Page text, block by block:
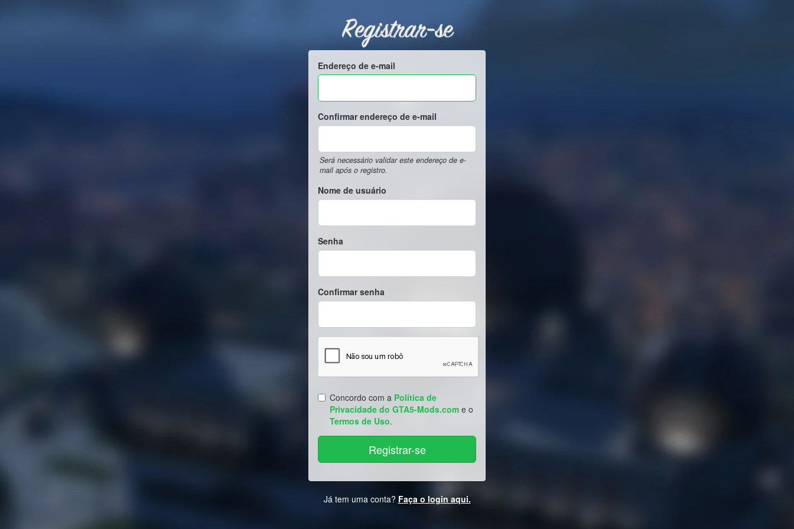
Registrar-se
Endereço de e-mail
Confirmar endereço de e-mail
Será necessário validar este endereço de e-
mail após o registro.
Nome de usuário
Senha
Confirmar senha
Concordo com a Política de
Privacidade do GTA5-Mods.com e o
Termos de Uso.
Já tem uma conta? Faça o login aqui.